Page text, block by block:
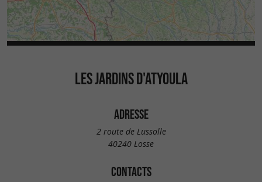
LES JARDINS D'ATYOULA
ADRESSE
2 route de Lussolle
40240 Losse
CONTACTS